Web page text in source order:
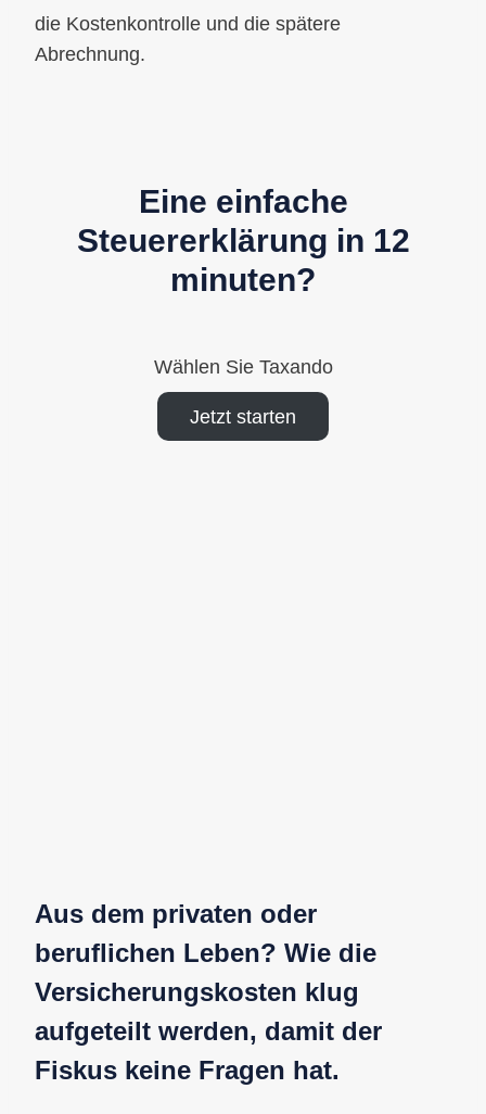
die Kostenkontrolle und die spätere
Abrechnung.
Eine einfache
Steuererklärung in 12
minuten?
Wählen Sie Taxando
Jetzt starten
Aus dem privaten oder
beruflichen Leben? Wie die
Versicherungskosten klug
aufgeteilt werden, damit der
Fiskus keine Fragen hat.